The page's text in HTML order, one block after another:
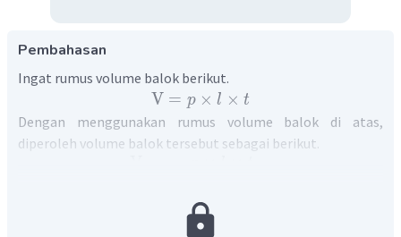
Pembahasan
Ingat rumus volume balok berikut.
V = p × l × t
Dengan menggunakan rumus volume balok di atas,
diperoleh volume balok tersebut sebagai berikut.
285
Dengan demikian, volume balok tersebut adalah